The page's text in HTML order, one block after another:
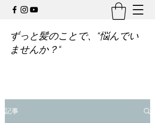
ずっと髪のことで、“悩んでい
ませんか？“
記事